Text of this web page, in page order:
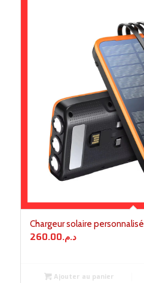
Chargeur solaire personnalisé
د.م.260.00
Ajouter au panier